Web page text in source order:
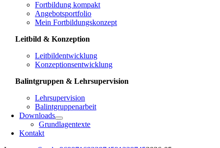
Fortbildung kompakt
Angebotsportfolio
Mein Fortbildungskonzept
Leitbild & Konzeption
Leitbildentwicklung
Konzeptionsentwicklung
Balintgruppen & Lehrsupervision
Lehrsupervision
Balintgruppenarbeit
Downloads
Grundlagentexte
Kontakt